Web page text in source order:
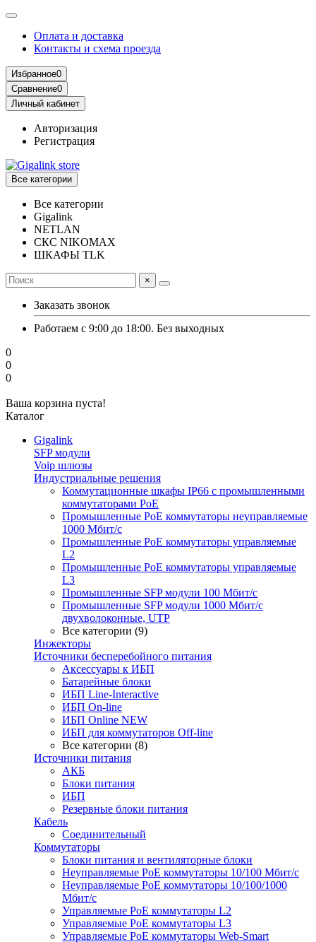
Оплата и доставка
Контакты и схема проезда
Избранное0
Сравнение0
Личный кабинет
Авторизация
Регистрация
Все категории
Все категории
Gigalink
NETLAN
СКС NIKOMAX
ШКАФЫ TLK
×
Заказать звонок
Работаем с 9:00 до 18:00. Без выходных
0
0
0
Ваша корзина пуста!
Каталог
Gigalink
SFP модули
Voip шлюзы
Индустриальные решения
Коммутационные шкафы IP66 c промышленными
коммутаторами PoE
Промышленные PoE коммутаторы неуправляемые
1000 Мбит/с
Промышленные PoE коммутаторы управляемые
L2
Промышленные PoE коммутаторы управляемые
L3
Промышленные SFP модули 100 Мбит/c
Промышленные SFP модули 1000 Мбит/c
двухволоконные, UTP
Все категории (9)
Инжекторы
Источники бесперебойного питания
Аксессуары к ИБП
Батарейные блоки
ИБП Line-Interactive
ИБП On-line
ИБП Online NEW
ИБП для коммутаторов Off-line
Все категории (8)
Источники питания
АКБ
Блоки питания
ИБП
Резервные блоки питания
Кабель
Соединительный
Коммутаторы
Блоки питания и вентиляторные блоки
Неуправляемые PoE коммутаторы 10/100 Мбит/с
Неуправляемые PoE коммутаторы 10/100/1000
Мбит/с
Управляемые PoE коммутаторы L2
Управляемые PoE коммутаторы L3
Управляемые PoE коммутаторы Web-Smart